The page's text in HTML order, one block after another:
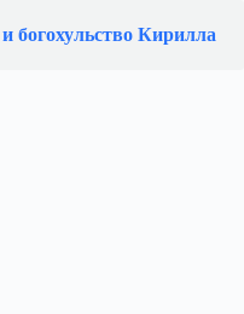
богохульство Кирилла